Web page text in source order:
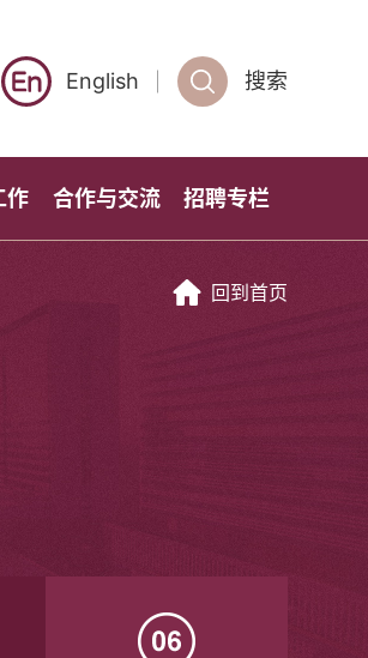
English 搜索
作 合作与交流 招聘专栏
回到首页